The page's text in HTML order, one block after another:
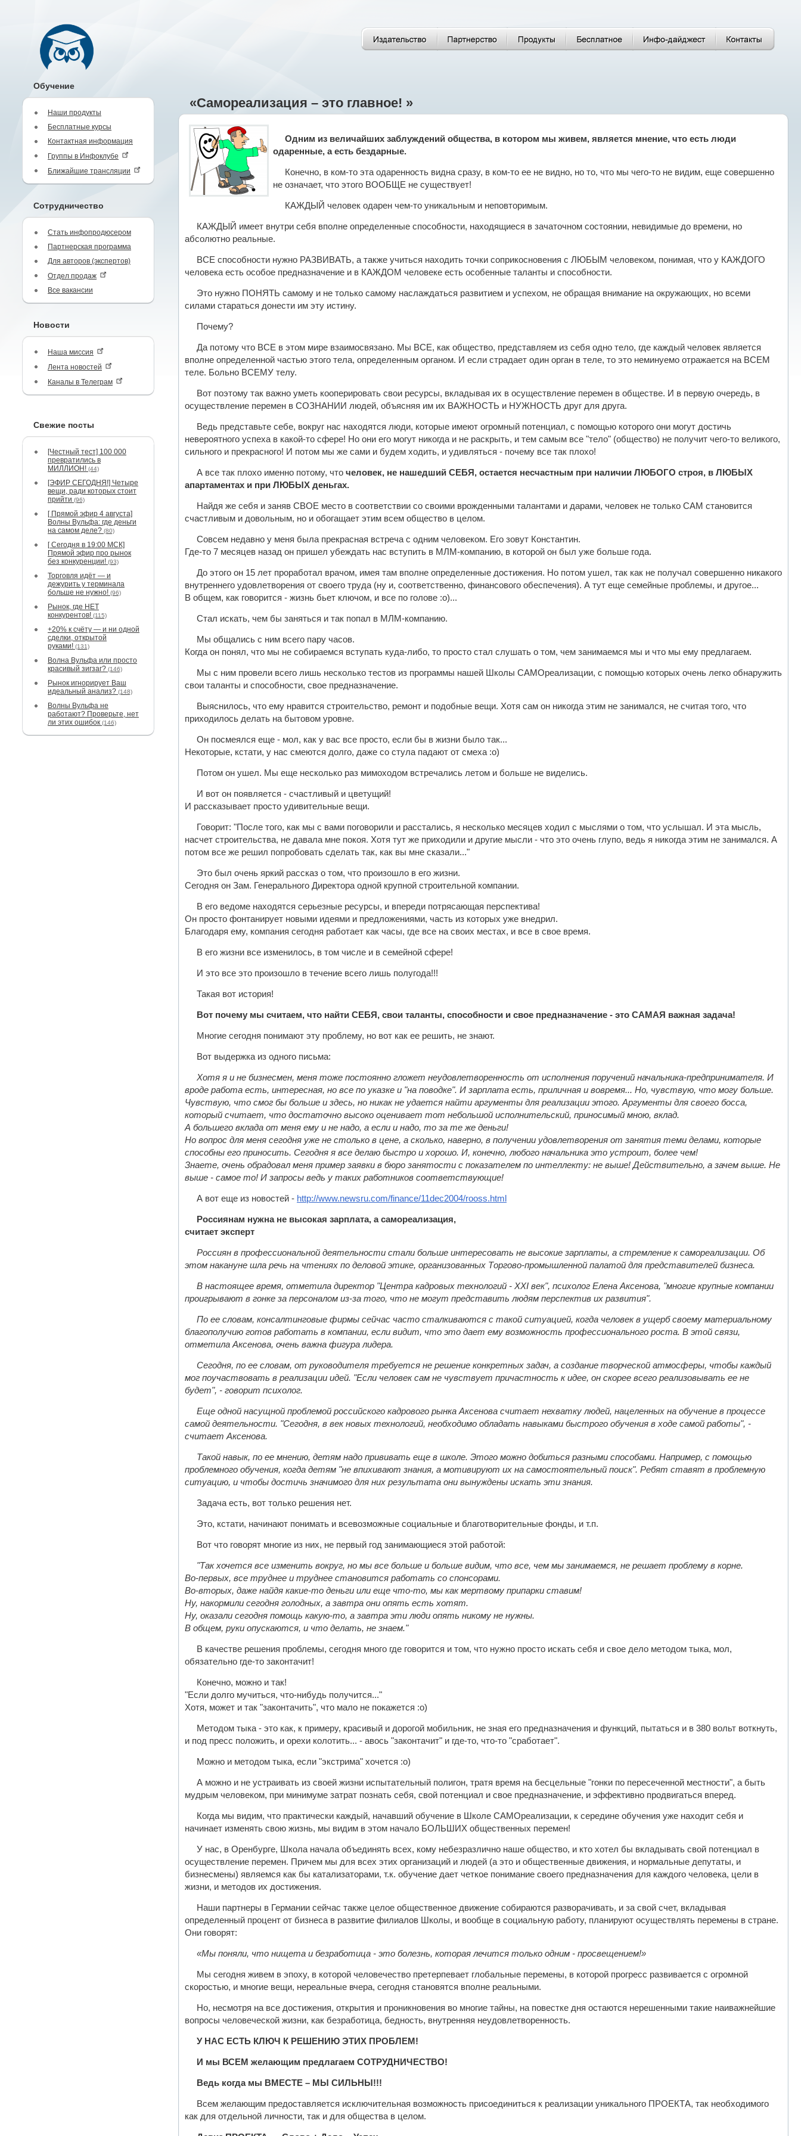
Обучение
Наши продукты
Бесплатные курсы
Контактная информация
Группы в Инфоклубе
Ближайшие трансляции
Сотрудничество
Стать инфопродюсером
Партнерская программа
Для авторов (экспертов)
Отдел продаж
Все вакансии
Новости
Наша миссия
Лента новостей
Каналы в Телеграм
Свежие посты
[Честный тест] 100 000
превратились в
МИЛЛИОН! (44)
[ЭФИР СЕГОДНЯ!] Четыре
вещи, ради которых стоит
прийти (96)
[ Прямой эфир 4 августа]
Волны Вульфа: где деньги
на самом деле? (80)
[ Сегодня в 19:00 МСК]
Прямой эфир про рынок
без конкуренции! (93)
Торговля идёт — и
дежурить у терминала
больше не нужно! (96)
Рынок, где НЕТ
конкурентов! (115)
+20% к счёту — и ни одной
сделки, открытой
руками! (131)
Волна Вульфа или просто
красивый зигзаг? (146)
Рынок игнорирует Ваш
идеальный анализ? (148)
Волны Вульфа не
работают? Проверьте, нет
ли этих ошибок (146)
«Самореализация – это главное! »
Одним из величайших заблуждений общества, в котором мы живем, является мнение, что есть люди
одаренные, а есть бездарные.
Конечно, в ком-то эта одаренность видна сразу, в ком-то ее не видно, но то, что мы чего-то не видим, еще совершенно
не означает, что этого ВООБЩЕ не существует!
КАЖДЫЙ человек одарен чем-то уникальным и неповторимым.
КАЖДЫЙ имеет внутри себя вполне определенные способности, находящиеся в зачаточном состоянии, невидимые до времени, но
абсолютно реальные.
ВСЕ способности нужно РАЗВИВАТЬ, а также учиться находить точки соприкосновения с ЛЮБЫМ человеком, понимая, что у КАЖДОГО
человека есть особое предназначение и в КАЖДОМ человеке есть особенные таланты и способности.
Это нужно ПОНЯТЬ самому и не только самому наслаждаться развитием и успехом, не обращая внимание на окружающих, но всеми
силами стараться донести им эту истину.
Почему?
Да потому что ВСЕ в этом мире взаимосвязано. Мы ВСЕ, как общество, представляем из себя одно тело, где каждый человек является
вполне определенной частью этого тела, определенным органом. И если страдает один орган в теле, то это неминуемо отражается на ВСЕМ
теле. Больно ВСЕМУ телу.
Вот поэтому так важно уметь кооперировать свои ресурсы, вкладывая их в осуществление перемен в обществе. И в первую очередь, в
осуществление перемен в СОЗНАНИИ людей, объясняя им их ВАЖНОСТЬ и НУЖНОСТЬ друг для друга.
Ведь представьте себе, вокруг нас находятся люди, которые имеют огромный потенциал, с помощью которого они могут достичь
невероятного успеха в какой-то сфере! Но они его могут никогда и не раскрыть, и тем самым все "тело" (общество) не получит чего-то великого,
сильного и прекрасного! И потом мы же сами и будем ходить, и удивляться - почему все так плохо!
А все так плохо именно потому, что человек, не нашедший СЕБЯ, остается несчастным при наличии ЛЮБОГО строя, в ЛЮБЫХ
апартаментах и при ЛЮБЫХ деньгах.
Найдя же себя и заняв СВОЕ место в соответствии со своими врожденными талантами и дарами, человек не только САМ становится
счастливым и довольным, но и обогащает этим всем общество в целом.
Совсем недавно у меня была прекрасная встреча с одним человеком. Его зовут Константин.
Где-то 7 месяцев назад он пришел убеждать нас вступить в МЛМ-компанию, в которой он был уже больше года.
До этого он 15 лет проработал врачом, имея там вполне определенные достижения. Но потом ушел, так как не получал совершенно никакого
внутреннего удовлетворения от своего труда (ну и, соответственно, финансового обеспечения). А тут еще семейные проблемы, и другое...
В общем, как говорится - жизнь бьет ключом, и все по голове :о)...
Стал искать, чем бы заняться и так попал в МЛМ-компанию.
Мы общались с ним всего пару часов.
Когда он понял, что мы не собираемся вступать куда-либо, то просто стал слушать о том, чем занимаемся мы и что мы ему предлагаем.
Мы с ним провели всего лишь несколько тестов из программы нашей Школы САМОреализации, с помощью которых очень легко обнаружить
свои таланты и способности, свое предназначение.
Выяснилось, что ему нравится строительство, ремонт и подобные вещи. Хотя сам он никогда этим не занимался, не считая того, что
приходилось делать на бытовом уровне.
Он посмеялся еще - мол, как у вас все просто, если бы в жизни было так...
Некоторые, кстати, у нас смеются долго, даже со стула падают от смеха :о)
Потом он ушел. Мы еще несколько раз мимоходом встречались летом и больше не виделись.
И вот он появляется - счастливый и цветущий!
И рассказывает просто удивительные вещи.
Говорит: "После того, как мы с вами поговорили и расстались, я несколько месяцев ходил с мыслями о том, что услышал. И эта мысль,
насчет строительства, не давала мне покоя. Хотя тут же приходили и другие мысли - что это очень глупо, ведь я никогда этим не занимался. А
потом все же решил попробовать сделать так, как вы мне сказали..."
Это был очень яркий рассказ о том, что произошло в его жизни.
Сегодня он Зам. Генерального Директора одной крупной строительной компании.
В его ведоме находятся серьезные ресурсы, и впереди потрясающая перспектива!
Он просто фонтанирует новыми идеями и предложениями, часть из которых уже внедрил.
Благодаря ему, компания сегодня работает как часы, где все на своих местах, и все в свое время.
В его жизни все изменилось, в том числе и в семейной сфере!
И это все это произошло в течение всего лишь полугода!!!
Такая вот история!
Вот почему мы считаем, что найти СЕБЯ, свои таланты, способности и свое предназначение - это САМАЯ важная задача!
Многие сегодня понимают эту проблему, но вот как ее решить, не знают.
Вот выдержка из одного письма:
Хотя я и не бизнесмен, меня тоже постоянно гложет неудовлетворенность от исполнения поручений начальника-предпринимателя. И
вроде работа есть, интересная, но все по указке и "на поводке". И зарплата есть, приличная и вовремя... Но, чувствую, что могу больше.
Чувствую, что смог бы больше и здесь, но никак не удается найти аргументы для реализации этого. Аргументы для своего босса,
который считает, что достаточно высоко оценивает тот небольшой исполнительский, приносимый мною, вклад.
А большего вклада от меня ему и не надо, а если и надо, то за те же деньги!
Но вопрос для меня сегодня уже не столько в цене, а сколько, наверно, в получении удовлетворения от занятия теми делами, которые
способны его приносить. Сегодня я все делаю быстро и хорошо. И, конечно, любого начальника это устроит, более чем!
Знаете, очень обрадовал меня пример заявки в бюро занятости с показателем по интеллекту: не выше! Действительно, а зачем выше. Не
выше - самое то! И запросы ведь у таких работников соответствующие!
А вот еще из новостей - http://www.newsru.com/finance/11dec2004/rooss.html
Россиянам нужна не высокая зарплата, а самореализация,
считает эксперт
Россиян в профессиональной деятельности стали больше интересовать не высокие зарплаты, а стремление к самореализации. Об
этом накануне шла речь на чтениях по деловой этике, организованных Торгово-промышленной палатой для представителей бизнеса.
В настоящее время, отметила директор "Центра кадровых технологий - ХХI век", психолог Елена Аксенова, "многие крупные компании
проигрывают в гонке за персоналом из-за того, что не могут представить людям перспектив их развития".
По ее словам, консалтинговые фирмы сейчас часто сталкиваются с такой ситуацией, когда человек в ущерб своему материальному
благополучию готов работать в компании, если видит, что это дает ему возможность профессионального роста. В этой связи,
отметила Аксенова, очень важна фигура лидера.
Сегодня, по ее словам, от руководителя требуется не решение конкретных задач, а создание творческой атмосферы, чтобы каждый
мог поучаствовать в реализации идей. "Если человек сам не чувствует причастность к идее, он скорее всего реализовывать ее не
будет", - говорит психолог.
Еще одной насущной проблемой российского кадрового рынка Аксенова считает нехватку людей, нацеленных на обучение в процессе
самой деятельности. "Сегодня, в век новых технологий, необходимо обладать навыками быстрого обучения в ходе самой работы", -
считает Аксенова.
Такой навык, по ее мнению, детям надо прививать еще в школе. Этого можно добиться разными способами. Например, с помощью
проблемного обучения, когда детям "не впихивают знания, а мотивируют их на самостоятельный поиск". Ребят ставят в проблемную
ситуацию, и чтобы достичь значимого для них результата они вынуждены искать эти знания.
Задача есть, вот только решения нет.
Это, кстати, начинают понимать и всевозможные социальные и благотворительные фонды, и т.п.
Вот что говорят многие из них, не первый год занимающиеся этой работой:
"Так хочется все изменить вокруг, но мы все больше и больше видим, что все, чем мы занимаемся, не решает проблему в корне.
Во-первых, все труднее и труднее становится работать со спонсорами.
Во-вторых, даже найдя какие-то деньги или еще что-то, мы как мертвому припарки ставим!
Ну, накормили сегодня голодных, а завтра они опять есть хотят.
Ну, оказали сегодня помощь какую-то, а завтра эти люди опять никому не нужны.
В общем, руки опускаются, и что делать, не знаем."
В качестве решения проблемы, сегодня много где говорится и том, что нужно просто искать себя и свое дело методом тыка, мол,
обязательно где-то законтачит!
Конечно, можно и так!
"Если долго мучиться, что-нибудь получится..."
Хотя, может и так "законтачить", что мало не покажется :о)
Методом тыка - это как, к примеру, красивый и дорогой мобильник, не зная его предназначения и функций, пытаться и в 380 вольт воткнуть,
и под пресс положить, и орехи колотить... - авось "законтачит" и где-то, что-то "сработает".
Можно и методом тыка, если "экстрима" хочется :о)
А можно и не устраивать из своей жизни испытательный полигон, тратя время на бесцельные "гонки по пересеченной местности", а быть
мудрым человеком, при минимуме затрат познать себя, свой потенциал и свое предназначение, и эффективно продвигаться вперед.
Когда мы видим, что практически каждый, начавший обучение в Школе САМОреализации, к середине обучения уже находит себя и
начинает изменять свою жизнь, мы видим в этом начало БОЛЬШИХ общественных перемен!
У нас, в Оренбурге, Школа начала объединять всех, кому небезразлично наше общество, и кто хотел бы вкладывать свой потенциал в
осуществление перемен. Причем мы для всех этих организаций и людей (а это и общественные движения, и нормальные депутаты, и
бизнесмены) являемся как бы катализаторами, т.к. обучение дает четкое понимание своего предназначения для каждого человека, цели в
жизни, и методов их достижения.
Наши партнеры в Германии сейчас также целое общественное движение собираются разворачивать, и за свой счет, вкладывая
определенный процент от бизнеса в развитие филиалов Школы, и вообще в социальную работу, планируют осуществлять перемены в стране.
Они говорят:
«Мы поняли, что нищета и безработица - это болезнь, которая лечится только одним - просвещением!»
Мы сегодня живем в эпоху, в которой человечество претерпевает глобальные перемены, в которой прогресс развивается с огромной
скоростью, и многие вещи, нереальные вчера, сегодня становятся вполне реальными.
Но, несмотря на все достижения, открытия и проникновения во многие тайны, на повестке дня остаются нерешенными такие наиважнейшие
вопросы человеческой жизни, как безработица, бедность, внутренняя неудовлетворенность.
У НАС ЕСТЬ КЛЮЧ К РЕШЕНИЮ ЭТИХ ПРОБЛЕМ!
И мы ВСЕМ желающим предлагаем СОТРУДНИЧЕСТВО!
Ведь когда мы ВМЕСТЕ – МЫ СИЛЬНЫ!!!
Всем желающим предоставляется исключительная возможность присоединиться к реализации уникального ПРОЕКТА, так необходимого
как для отдельной личности, так и для общества в целом.